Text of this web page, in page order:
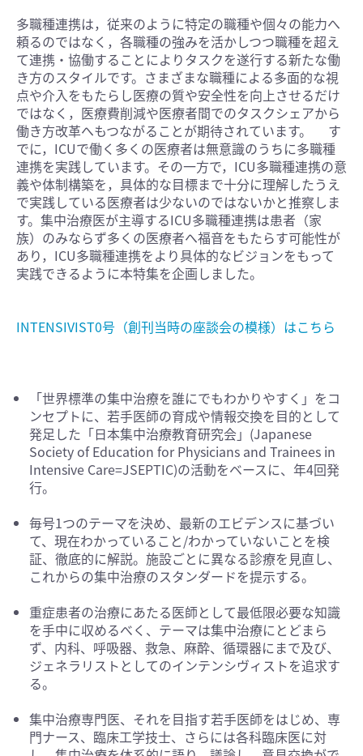
多職種連携は，従来のように特定の職種や個々の能力へ
頼るのではなく，各職種の強みを活かしつつ職種を超え
て連携・協働することによりタスクを遂行する新たな働
き方のスタイルです。さまざまな職種による多面的な視
点や介入をもたらし医療の質や安全性を向上させるだけ
ではなく，医療費削減や医療者間でのタスクシェアから
働き方改革へもつながることが期待されています。 す
でに，ICUで働く多くの医療者は無意識のうちに多職種
連携を実践しています。その一方で，ICU多職種連携の意
義や体制構築を，具体的な目標まで十分に理解したうえ
で実践している医療者は少ないのではないかと推察しま
す。集中治療医が主導するICU多職種連携は患者（家
族）のみならず多くの医療者へ福音をもたらす可能性が
あり，ICU多職種連携をより具体的なビジョンをもって
実践できるように本特集を企画しました。
INTENSIVIST0号（創刊当時の座談会の模様）はこちら
「世界標準の集中治療を誰にでもわかりやすく」をコ
ンセプトに、若手医師の育成や情報交換を目的として
発足した「日本集中治療教育研究会」(Japanese
Society of Education for Physicians and Trainees in
Intensive Care=JSEPTIC)の活動をベースに、年4回発
行。
毎号1つのテーマを決め、最新のエビデンスに基づい
て、現在わかっていること/わかっていないことを検
証、徹底的に解説。施設ごとに異なる診療を見直し、
これからの集中治療のスタンダードを提示する。
重症患者の治療にあたる医師として最低限必要な知識
を手中に収めるべく、テーマは集中治療にとどまら
ず、内科、呼吸器、救急、麻酔、循環器にまで及び、
ジェネラリストとしてのインテンシヴィストを追求す
る。
集中治療専門医、それを目指す若手医師をはじめ、専
門ナース、臨床工学技士、さらには各科臨床医に対